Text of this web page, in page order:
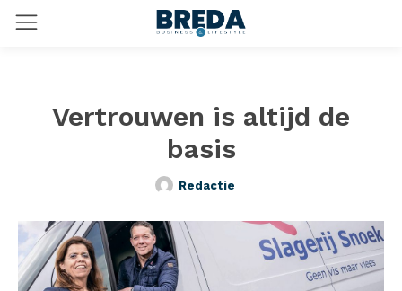
Vertrouwen is altijd de
basis
Redactie